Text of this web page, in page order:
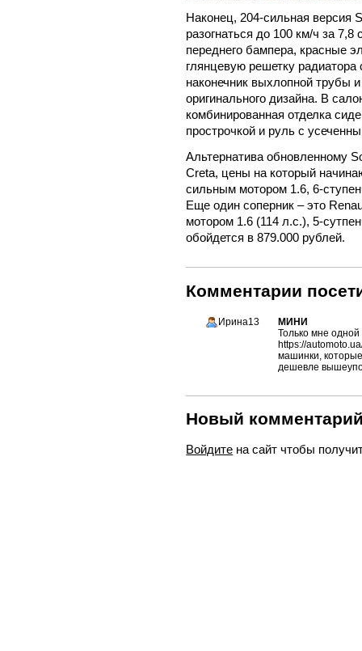
Наконец, 204-сильная версия
разогнаться до 100 км/ч за
переднего бампера, красные
глянцевую решетку
наконечник выхлопной трубы
оригинального дизайна. В
комбинированная отделка
прострочкой и руль с
Альтернатива обновленному
Creta, цены на который
сильным мотором 1.6, 6-
Еще один соперник – это
мотором 1.6 (114 л.с.), 5-
обойдется в 879.000 рублей.
Комментарии
Ирина13
МИНИ
Только мне
https://
машинки,
дешевле
Новый
Войдите на сайт чтобы